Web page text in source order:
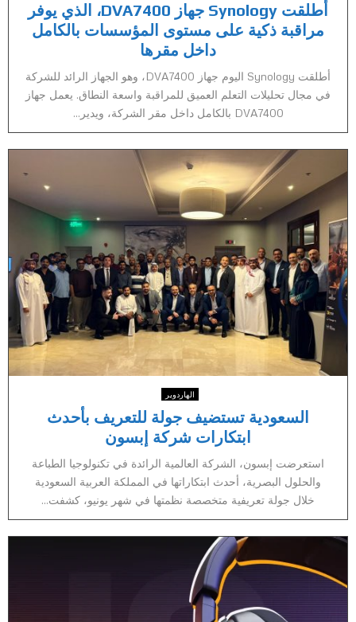
أطلقت Synology جهاز DVA7400، الذي يوفر
مراقبة ذكية على مستوى المؤسسات بالكامل
داخل مقرها
أطلقت Synology اليوم جهاز DVA7400، وهو الجهاز الرائد للشركة
في مجال تحليلات التعلم العميق للمراقبة واسعة النطاق. يعمل جهاز
DVA7400 بالكامل داخل مقر الشركة، ويدير...
الهاردوير
السعودية تستضيف جولة للتعريف بأحدث
ابتكارات شركة إبسون
استعرضت إبسون، الشركة العالمية الرائدة في تكنولوجيا الطباعة
والحلول البصرية، أحدث ابتكاراتها في المملكة العربية السعودية
خلال جولة تعريفية متخصصة نظمتها في شهر يونيو، كشفت...